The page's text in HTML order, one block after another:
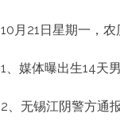
10月21日星期一，
1、媒体曝出生14天
2、无锡江阴警方通